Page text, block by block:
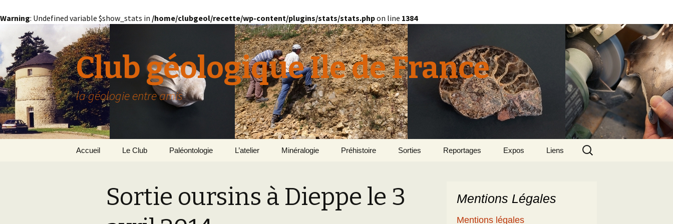
Warning: Undefined variable $show_stats in /home/clubgeol/recette/wp-content/plugins/stats/stats.phpon line 1384
Club géologique Ile de France
la géologie entre amis
Accueil Le Club
Paris
Grignon
Paléontologie
Le Bassin Parisien
Géomorphologie du
Bassin Parisien
GRIGNON – 78
L’atelier Minéralogie Préhistoire Sorties
Yonne 2015
Reportages
Henri
Le patrimoine
Expos Liens
Rechercher :
Sortie oursins à Dieppe le 3
Mentions Légales
Mentions légales